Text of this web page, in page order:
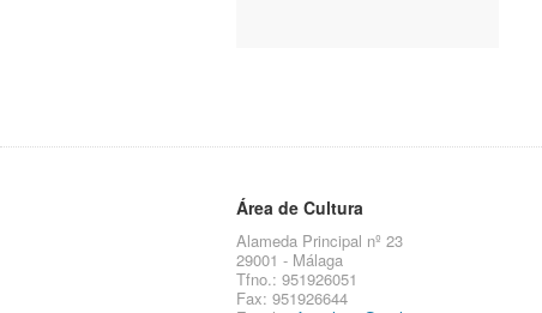
Área de Cultura
Alameda Principal nº 23
29001 - Málaga
Tfno.: 951926051
Fax: 951926644